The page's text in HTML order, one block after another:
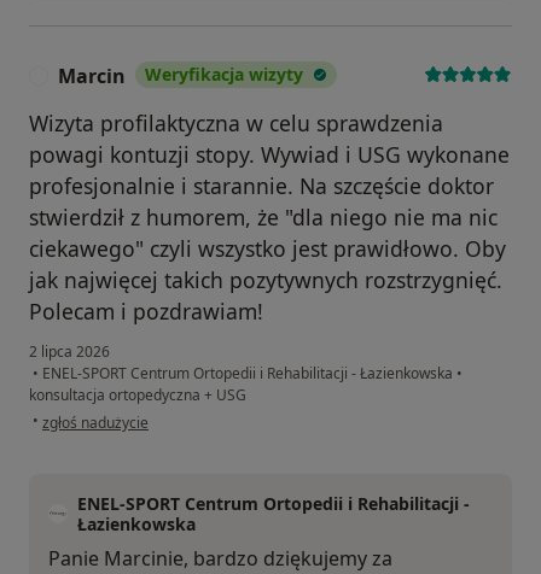
Marcin Weryfikacja wizyty
Wizyta profilaktyczna w celu sprawdzenia
powagi kontuzji stopy. Wywiad i USG wykonane
profesjonalnie i starannie. Na szczęście doktor
stwierdził z humorem, że "dla niego nie ma nic
ciekawego" czyli wszystko jest prawidłowo. Oby
jak najwięcej takich pozytywnych rozstrzygnięć.
Polecam i pozdrawiam!
2 lipca 2026
• ENEL-SPORT Centrum Ortopedii i Rehabilitacji - Łazienkowska •
konsultacja ortopedyczna + USG
• w opinii użytkownika Marcin
zgłoś nadużycie
ENEL-SPORT Centrum Ortopedii i Rehabilitacji -
Łazienkowska
Panie Marcinie, bardzo dziękujemy za